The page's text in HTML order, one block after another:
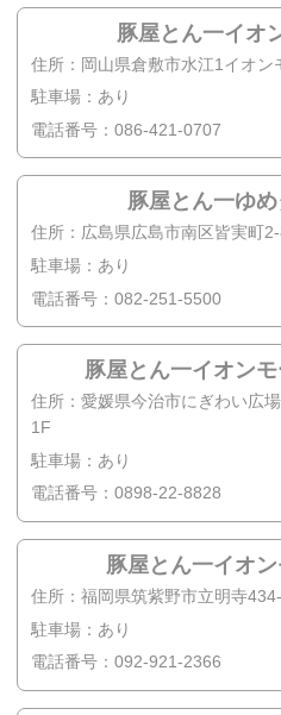
豚屋とん一イオ
住所：岡山県倉敷市水江1イオン
駐車場：あり
電話番号：086-421-0707
豚屋とん一ゆ
住所：広島県広島市南区皆実町
駐車場：あり
電話番号：082-251-5500
豚屋とん一イオン
住所：愛媛県今治市にぎわい広
1F
駐車場：あり
電話番号：0898-22-8828
豚屋とん一イオ
住所：福岡県筑紫野市立明寺
駐車場：あり
電話番号：092-921-2366